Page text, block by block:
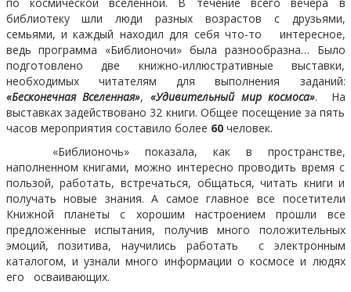
библиотеку шли люди разных возрастов с друзьями,
семьями, и каждый находил для себя что-то интересное,
ведь программа «Библионочи» была разнообразна… Было
подготовлено две книжно-иллюстративные выставки,
необходимых читателям для выполнения заданий:
«Бесконечная Вселенная», «Удивительный мир космоса».
На
выставках задействовано 32 книги. Общее посещение за пять
часов мероприятия составило более 60 человек.
«Библионочь» показала, как в пространстве,
наполненном книгами, можно интересно проводить время с
пользой, работать, встречаться, общаться, читать книги и
получать новые знания. А самое главное все посетители
Книжной планеты с хорошим настроением прошли все
предложенные испытания, получив много положительных
эмоций, позитива, научились работать с электронным
каталогом, и узнали много информации о космосе и людях
его осваивающих.